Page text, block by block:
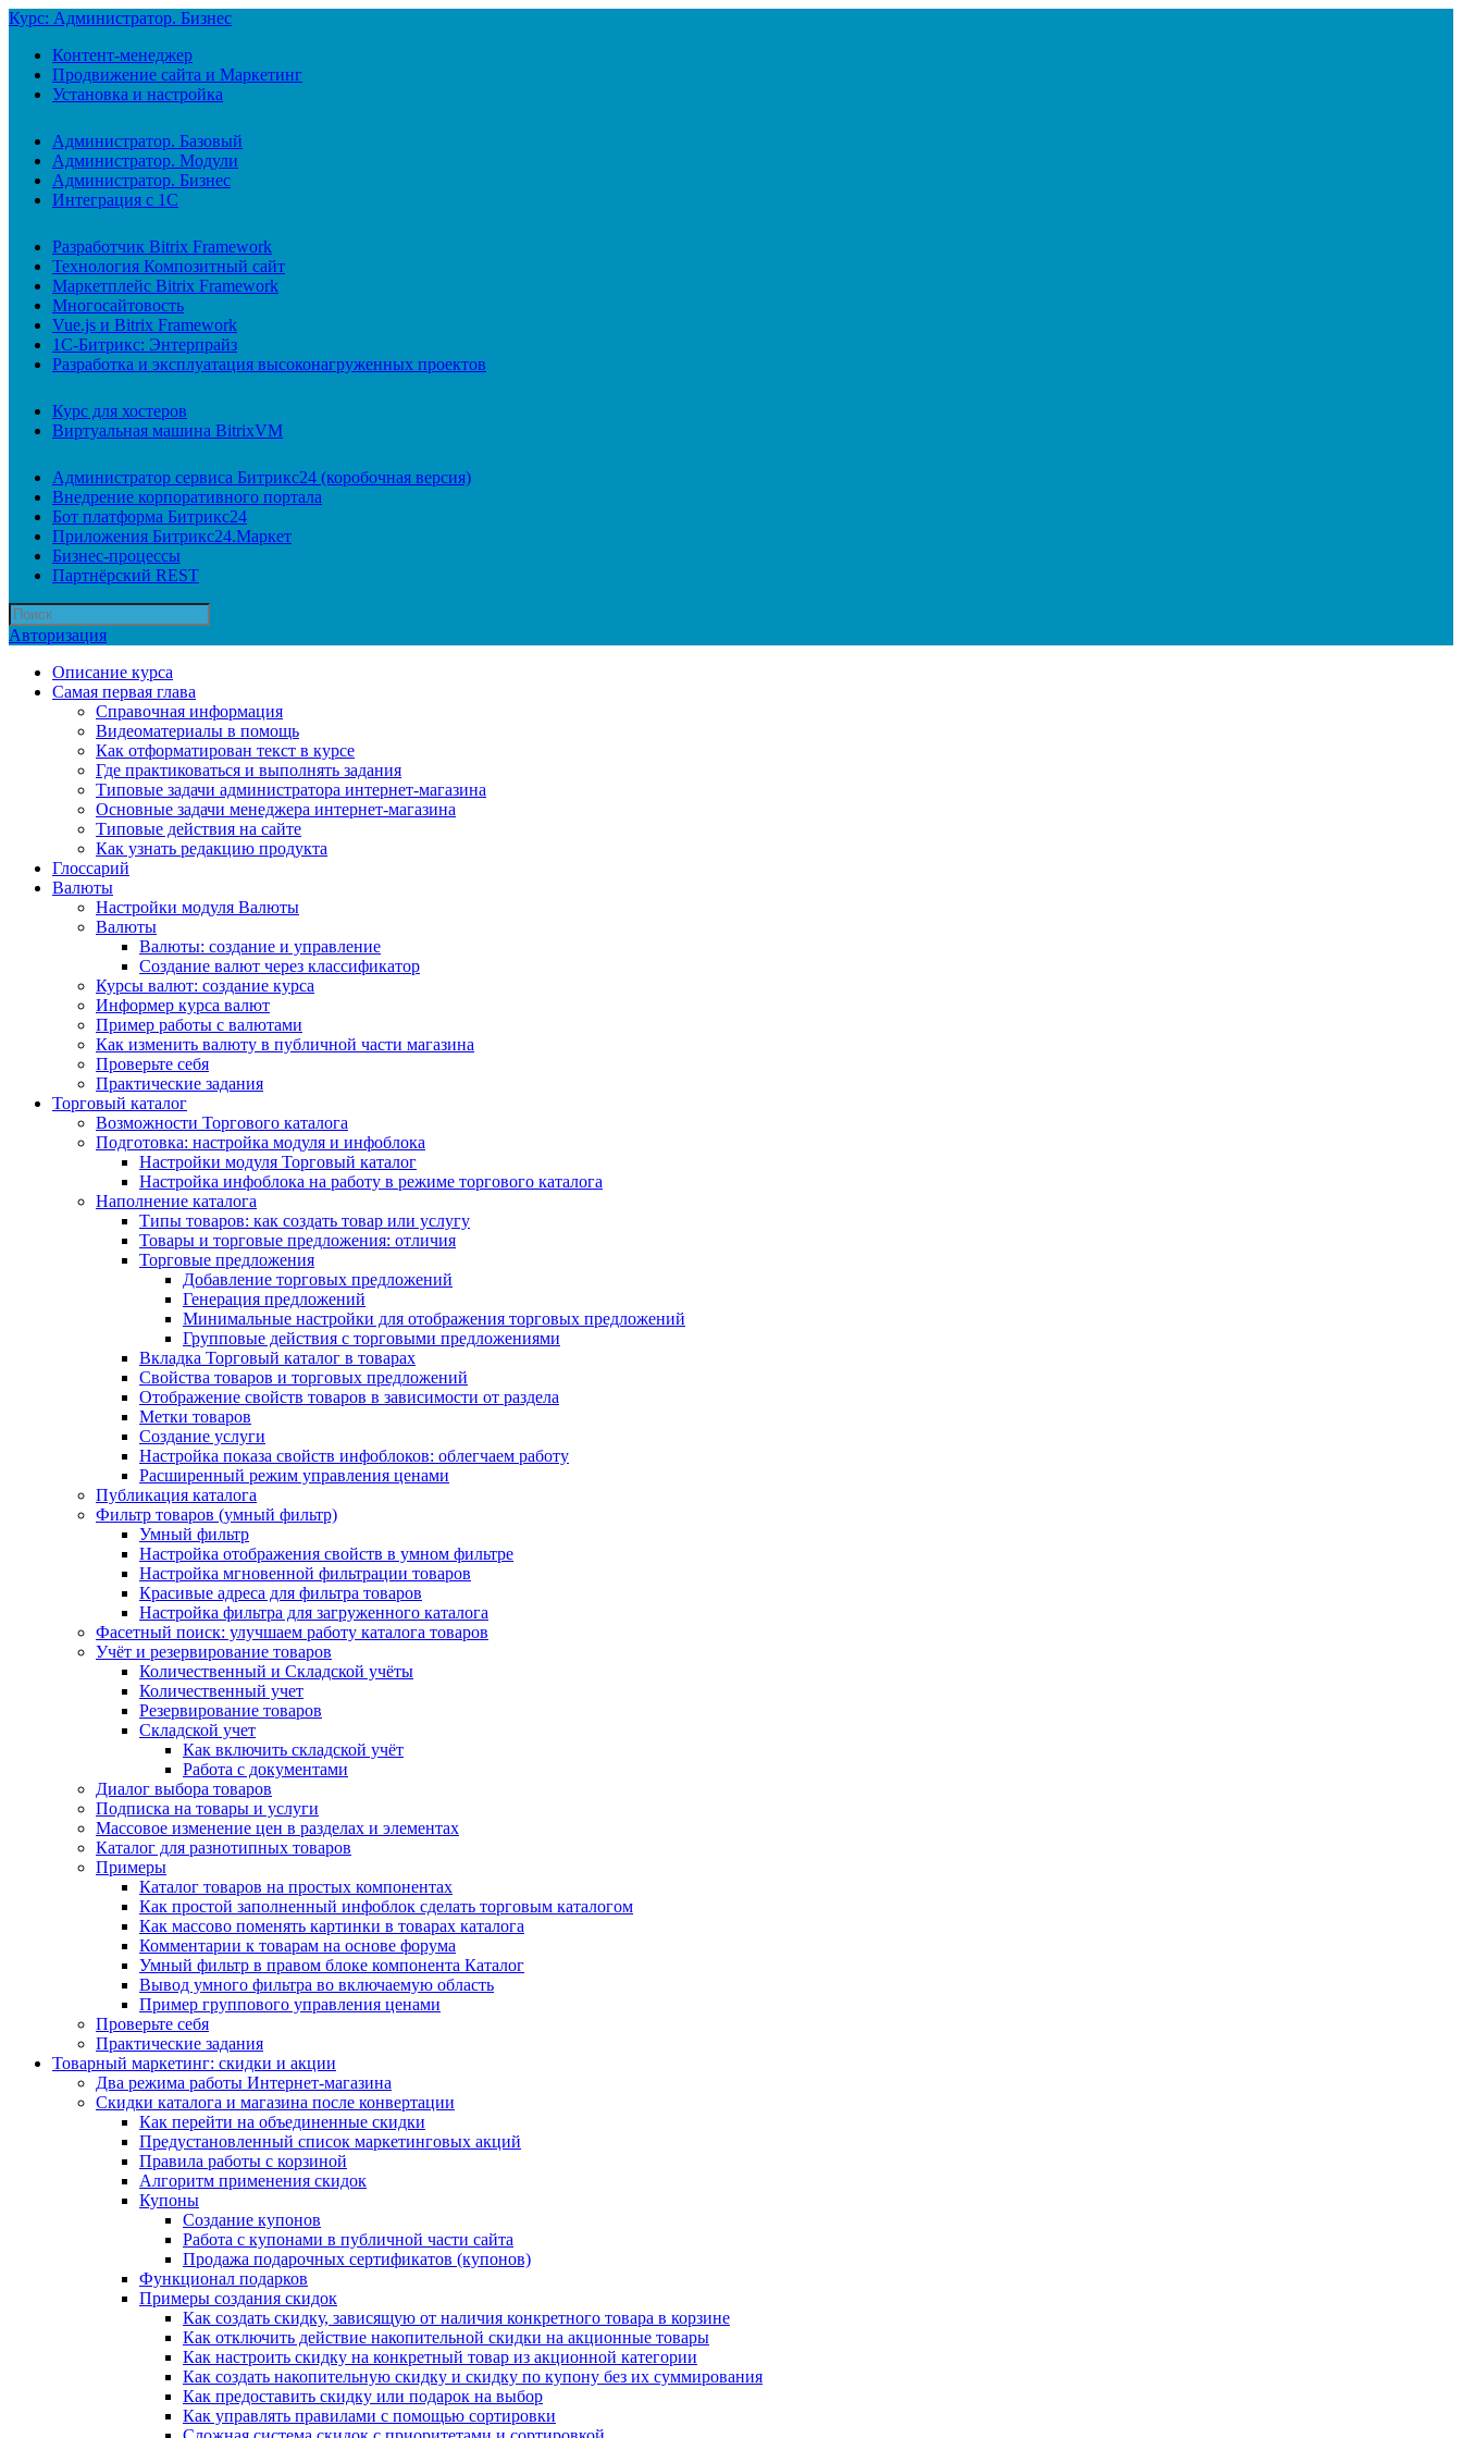
Курс: Администратор. Бизнес
Контент-менеджер
Продвижение сайта и Маркетинг
Установка и настройка
Администратор. Базовый
Администратор. Модули
Администратор. Бизнес
Интеграция с 1С
Разработчик Bitrix Framework
Технология Композитный сайт
Маркетплейс Bitrix Framework
Многосайтовость
Vue.js и Bitrix Framework
1С-Битрикс: Энтерпрайз
Разработка и эксплуатация высоконагруженных проектов
Курс для хостеров
Виртуальная машина BitrixVM
Администратор сервиса Битрикс24 (коробочная версия)
Внедрение корпоративного портала
Бот платформа Битрикс24
Приложения Битрикс24.Маркет
Бизнес-процессы
Партнёрский REST
Авторизация
Описание курса
Самая первая глава
Справочная информация
Видеоматериалы в помощь
Как отформатирован текст в курсе
Где практиковаться и выполнять задания
Типовые задачи администратора интернет-магазина
Основные задачи менеджера интернет-магазина
Типовые действия на сайте
Как узнать редакцию продукта
Глоссарий
Валюты
Настройки модуля Валюты
Валюты
Валюты: создание и управление
Создание валют через классификатор
Курсы валют: создание курса
Информер курса валют
Пример работы с валютами
Как изменить валюту в публичной части магазина
Проверьте себя
Практические задания
Торговый каталог
Возможности Торгового каталога
Подготовка: настройка модуля и инфоблока
Настройки модуля Торговый каталог
Настройка инфоблока на работу в режиме торгового каталога
Наполнение каталога
Типы товаров: как создать товар или услугу
Товары и торговые предложения: отличия
Торговые предложения
Добавление торговых предложений
Генерация предложений
Минимальные настройки для отображения торговых предложений
Групповые действия с торговыми предложениями
Вкладка Торговый каталог в товарах
Свойства товаров и торговых предложений
Отображение свойств товаров в зависимости от раздела
Метки товаров
Создание услуги
Настройка показа свойств инфоблоков: облегчаем работу
Расширенный режим управления ценами
Публикация каталога
Фильтр товаров (умный фильтр)
Умный фильтр
Настройка отображения свойств в умном фильтре
Настройка мгновенной фильтрации товаров
Красивые адреса для фильтра товаров
Настройка фильтра для загруженного каталога
Фасетный поиск: улучшаем работу каталога товаров
Учёт и резервирование товаров
Количественный и Складской учёты
Количественный учет
Резервирование товаров
Складской учет
Как включить складской учёт
Работа с документами
Диалог выбора товаров
Подписка на товары и услуги
Массовое изменение цен в разделах и элементах
Каталог для разнотипных товаров
Примеры
Каталог товаров на простых компонентах
Как простой заполненный инфоблок сделать торговым каталогом
Как массово поменять картинки в товарах каталога
Комментарии к товарам на основе форума
Умный фильтр в правом блоке компонента Каталог
Вывод умного фильтра во включаемую область
Пример группового управления ценами
Проверьте себя
Практические задания
Товарный маркетинг: скидки и акции
Два режима работы Интернет-магазина
Скидки каталога и магазина после конвертации
Как перейти на объединенные скидки
Предустановленный список маркетинговых акций
Правила работы с корзиной
Алгоритм применения скидок
Купоны
Создание купонов
Работа с купонами в публичной части сайта
Продажа подарочных сертификатов (купонов)
Функционал подарков
Примеры создания скидок
Как создать скидку, зависящую от наличия конкретного товара в корзине
Как отключить действие накопительной скидки на акционные товары
Как настроить скидку на конкретный товар из акционной категории
Как создать накопительную скидку и скидку по купону без их суммирования
Как предоставить скидку или подарок на выбор
Как управлять правилами с помощью сортировки